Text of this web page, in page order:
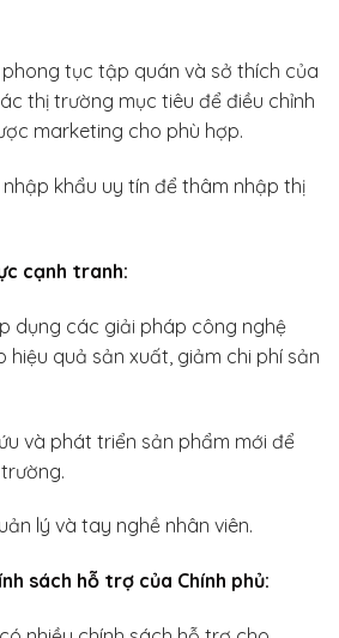
phong tục tập quán và sở thích của
thị trường mục tiêu để điều chỉnh
marketing cho phù hợp.
khẩu uy tín để thâm nhập thị
cạnh tranh:
dụng các giải pháp công nghệ
hiệu quả sản xuất, giảm chi phí sản
và phát triển sản phẩm mới để
lý và tay nghề nhân viên.
sách hỗ trợ của Chính phủ: